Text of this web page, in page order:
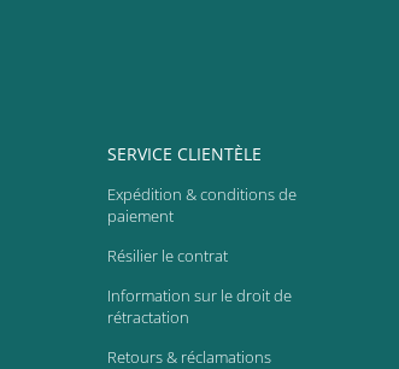
SERVICE CLIENTÈLE
Expédition & conditions de
paiement
Résilier le contrat
Information sur le droit de
rétractation
Retours & réclamations